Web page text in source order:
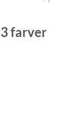
3 farver